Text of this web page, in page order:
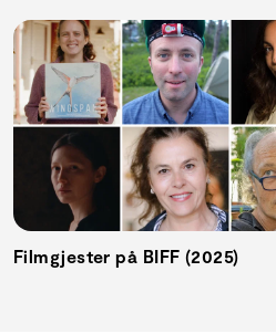
Filmgjester på BIFF (2025)